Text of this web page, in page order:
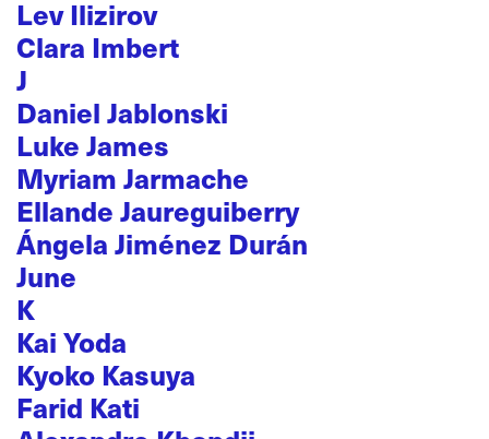
Lev Ilizirov
Clara Imbert
J
Daniel Jablonski
Luke James
Myriam Jarmache
Ellande Jaureguiberry
Ángela Jiménez Durán
June
K
Kai Yoda
Kyoko Kasuya
Farid Kati